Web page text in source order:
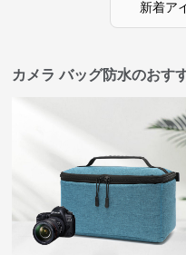
新着ア
カメラ バッグ防水のおす